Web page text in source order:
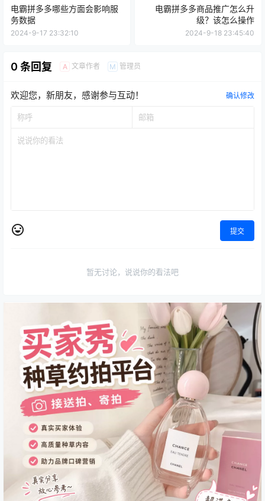
电霸拼多多哪些方面会影响服
务数据
2024-9-17 23:32:10
电霸拼多多商品推广怎么升
级？该怎么操作
2024-9-18 23:45:40
0 条回复 A 文章作者 M 管理员
欢迎您，新朋友，感谢参与互动！ 确认修改
提交
暂无讨论，说说你的看法吧